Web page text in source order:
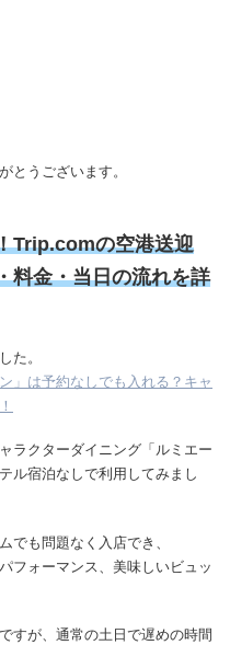
とうございます。
Trip.comの空港送迎
料金・当日の流れを詳
た。
」は予約なしでも入れる？キャ
ラクターダイニング「ルミエー
ル宿泊なしで利用してみまし
でも問題なく入店でき、
フォーマンス、美味しいビュッ
すが、通常の土日で遅めの時間